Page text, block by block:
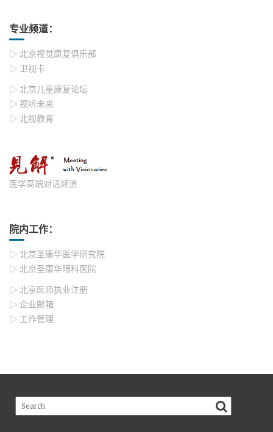
专业频道：
▷ 北京视觉康复俱乐部
▷ 卫视卡
▷ 北京儿童康复论坛
▷ 视听未来
▷ 北视教育
医学高端对话频道
院内工作：
▷ 北京圣康华医学研究院
▷ 北京圣康华眼科医院
▷ 北京医师执业注册
▷ 企业邮箱
▷ 工作管理